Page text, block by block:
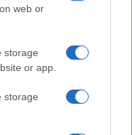
web or
storage
or app.
storage
poročilo, 5. 8. 2026